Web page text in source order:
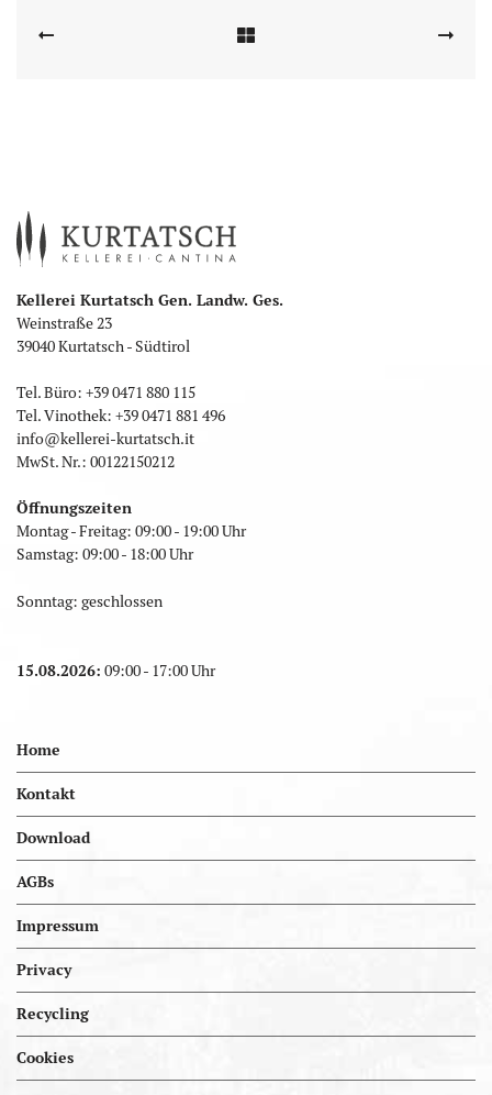
Kellerei Kurtatsch Gen. Landw. Ges.
Weinstraße 23
39040 Kurtatsch - Südtirol
Tel. Büro: +39 0471 880 115
Tel. Vinothek: +39 0471 881 496
info@kellerei-kurtatsch.it
MwSt. Nr.: 00122150212
Öffnungszeiten
Montag - Freitag: 09:00 - 19:00 Uhr
Samstag: 09:00 - 18:00 Uhr
Sonntag: geschlossen
15.08.2026: 09:00 - 17:00 Uhr
Home
Kontakt
Download
AGBs
Impressum
Privacy
Recycling
Cookies
Portal.kellereien